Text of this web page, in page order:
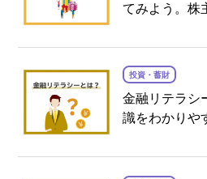
てみよう。株
投資・蓄財
金融リテラシ
識をわかりや